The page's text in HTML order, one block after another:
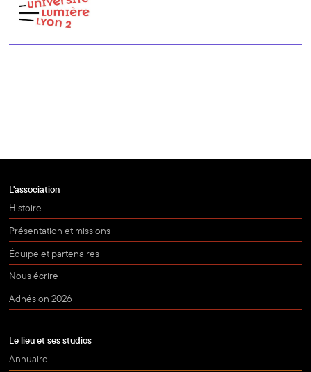
L'association
Histoire
Présentation et missions
Équipe et partenaires
Nous écrire
Adhésion 2026
Le lieu et ses studios
Annuaire